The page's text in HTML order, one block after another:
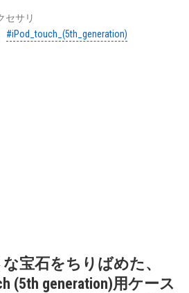
セサリ
#iPod_touch_(5th_generation)
な宝石をちりばめた、
(5th generation)用ケース